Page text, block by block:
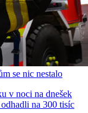
se nic nestalo
v noci na dnešek
na 300 tisíc